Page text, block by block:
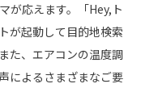
が応えます。「Hey,ト
が起動して目的地検索
た、エアコンの温度調
によるさまざまなご要